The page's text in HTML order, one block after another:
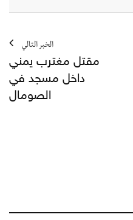
الخبر التالي
مقتل مغترب يمني
داخل مسجد في
الصومال